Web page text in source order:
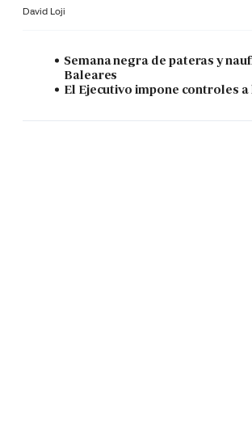
David Loji
Semana negra de pateras y
Baleares
El Ejecutivo impone controles